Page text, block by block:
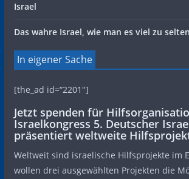
Israel
Das wahre Israel, wie man es viel zu
In eigener Sache
[the_ad id=“2201″]
Jetzt spenden für
Israelkongress 5. Deutscher
präsentiert weltweite
Weltweit sind israelische Hilfsprojekte im
wollen drei ausgewählten Projekten die